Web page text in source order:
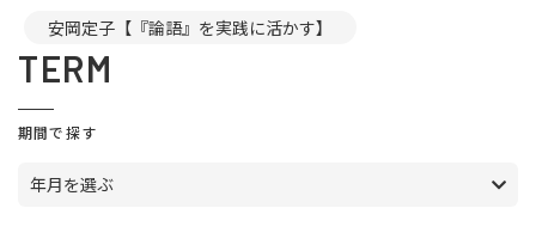
安岡定子【『論語』を実践に活かす】
TERM
期間で探す
年月を選ぶ